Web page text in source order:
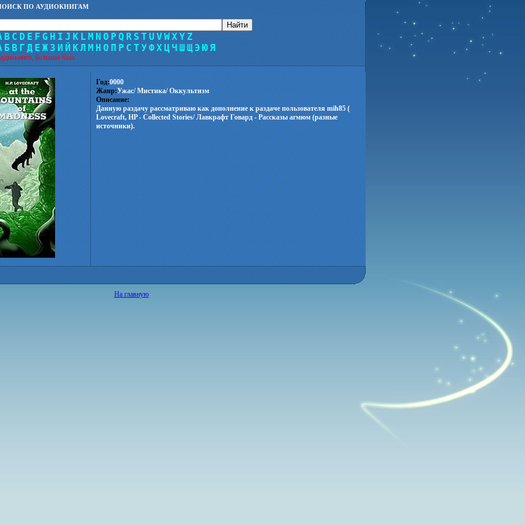
ПО АУДИОКНИГАМ
B C D E F G H I J K L M N O P Q R S T U V WXYZ
Б В Г Д Е Ж З И Й КЛ М Н О П Р С Т УФХ ЦЧ Ш Щ Э ЮЯ
большая база.
Год:0000
Жанр:Ужас/ Мистика/ Оккультизм
Описание:
Данную раздачу рассматриваю как дополнение к раздаче пользователя mih85 (
Lovecraft, HP - Collected Stories/ Лавкрафт Говард - Рассказы агмюм (разные
источники).
На главную